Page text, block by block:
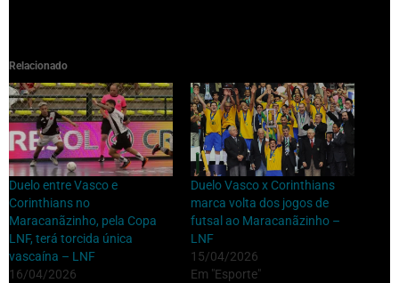
Relacionado
Duelo entre Vasco e
Corinthians no
Maracanãzinho, pela Copa
LNF, terá torcida única
vascaína – LNF
16/04/2026
Duelo Vasco x Corinthians
marca volta dos jogos de
futsal ao Maracanãzinho –
LNF
15/04/2026
Em "Esporte"